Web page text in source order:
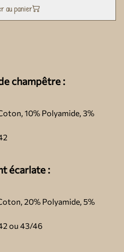
au panier
champêtre :
10% Polyamide, 3%
écarlate :
20% Polyamide, 5%
ou 43/46